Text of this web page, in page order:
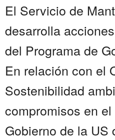
El Servicio de
desarrolla
del Programa de
En relación con el
Sostenibilidad
compromisos en
Gobierno de la US